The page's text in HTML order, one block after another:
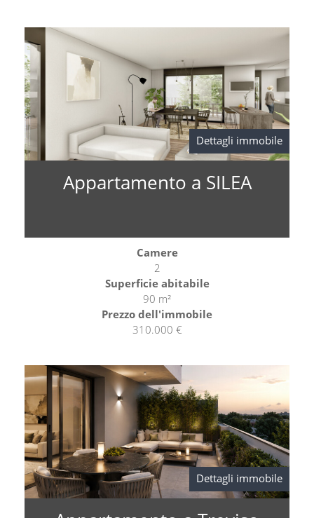
Dettagli immobile
Appartamento a SILEA
Camere
2
Superficie abitabile
90 m²
Prezzo dell'immobile
310.000 €
Dettagli immobile